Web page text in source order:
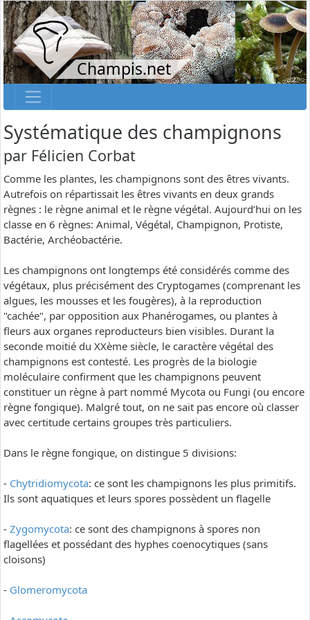
Champis.net
Systématique des champignons
par Félicien Corbat
Comme les plantes, les champignons sont des êtres vivants.
Autrefois on répartissait les êtres vivants en deux grands
règnes : le règne animal et le règne végétal. Aujourd’hui on les
classe en 6 règnes: Animal, Végétal, Champignon, Protiste,
Bactérie, Archéobactérie.
Les champignons ont longtemps été considérés comme des
végétaux, plus précisément des Cryptogames (comprenant les
algues, les mousses et les fougères), à la reproduction
"cachée", par opposition aux Phanérogames, ou plantes à
fleurs aux organes reproducteurs bien visibles. Durant la
seconde moitié du XXème siècle, le caractère végétal des
champignons est contesté. Les progrès de la biologie
moléculaire confirment que les champignons peuvent
constituer un règne à part nommé Mycota ou Fungi (ou encore
règne fongique). Malgré tout, on ne sait pas encore où classer
avec certitude certains groupes très particuliers.
Dans le règne fongique, on distingue 5 divisions:
- Chytridiomycota: ce sont les champignons les plus primitifs.
Ils sont aquatiques et leurs spores possèdent un flagelle
- Zygomycota: ce sont des champignons à spores non
flagellées et possédant des hyphes coenocytiques (sans
cloisons)
- Glomeromycota